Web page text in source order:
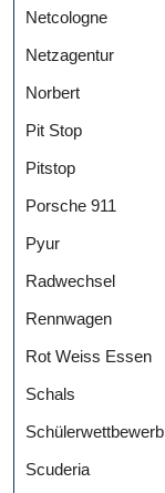
Netcologne
Netzagentur
Norbert
Pit Stop
Pitstop
Porsche 911
Pyur
Radwechsel
Rennwagen
Rot Weiss Essen
Schals
Schülerwettbewerb
Scuderia